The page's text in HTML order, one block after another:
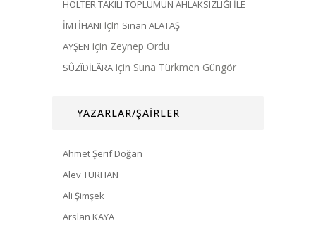
HOLTER TAKILI TOPLUMUN AHLAKSIZLIĞI İLE
İMTİHANI için Sinan ALATAŞ
AYŞEN için Zeynep Ordu
SÛZÎDİLÂRA için Suna Türkmen Güngör
YAZARLAR/ŞAİRLER
Ahmet Şerif Doğan
Alev TURHAN
Ali Şimşek
Arslan KAYA